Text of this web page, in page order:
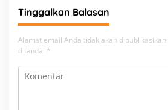
Tinggalkan Balasan
Alamat email Anda tidak akan dipublikasikan.
ditandai *